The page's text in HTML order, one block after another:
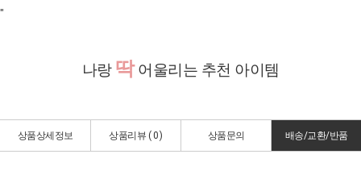
"
나랑 딱어울리는 추천 아이템
상품상세정보 상품리뷰 ( 0) 상품문의 배송/교환/반품